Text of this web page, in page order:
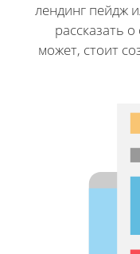
лендинг пейдж
рассказать
может, стоит